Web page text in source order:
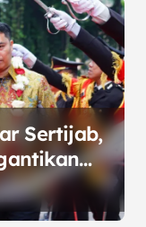
Sertijab,
sebagai